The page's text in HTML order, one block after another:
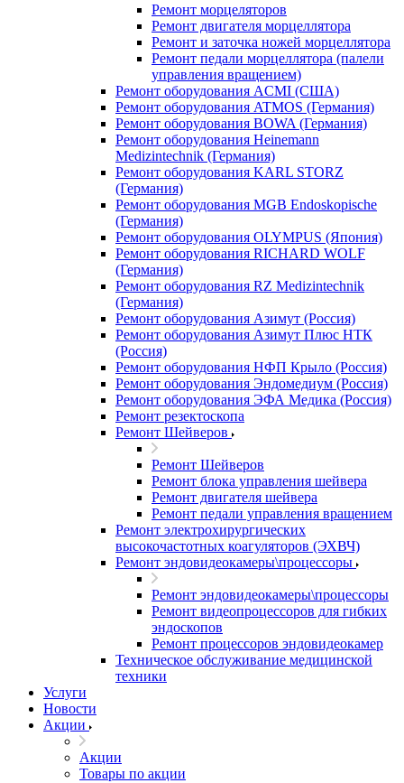
Ремонт морцеляторов
Ремонт двигателя морцеллятора
Ремонт и заточка ножей морцеллятора
Ремонт педали морцеллятора (палели
управления вращением)
Ремонт оборудования ACMI (США)
Ремонт оборудования ATMOS (Германия)
Ремонт оборудования BOWA (Германия)
Ремонт оборудования Heinemann
Medizintechnik (Германия)
Ремонт оборудования KARL STORZ
(Германия)
Ремонт оборудования MGB Endoskopische
(Германия)
Ремонт оборудования OLYMPUS (Япония)
Ремонт оборудования RICHARD WOLF
(Германия)
Ремонт оборудования RZ Medizintechnik
(Германия)
Ремонт оборудования Азимут (Россия)
Ремонт оборудования Азимут Плюс НТК
(Россия)
Ремонт оборудования НФП Крыло (Россия)
Ремонт оборудования Эндомедиум (Россия)
Ремонт оборудования ЭФА Медика (Россия)
Ремонт резектоскопа
Ремонт Шейверов
Ремонт Шейверов
Ремонт блока управления шейвера
Ремонт двигателя шейвера
Ремонт педали управления вращением
Ремонт электрохирургических
высокочастотных коагуляторов (ЭХВЧ)
Ремонт эндовидеокамеры\процессоры
Ремонт эндовидеокамеры\процессоры
Ремонт видеопроцессоров для гибких
эндоскопов
Ремонт процессоров эндовидеокамер
Техническое обслуживание медицинской
техники
Услуги
Новости
Акции
Акции
Товары по акции